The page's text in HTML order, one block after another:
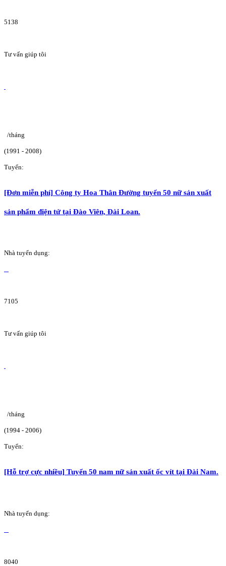
5138
Tư vấn giúp tôi
/tháng
(1991 - 2008)
Tuyển:
[Đơn miễn phí] Công ty Hoa Thân Đường tuyển 50 nữ sản xuất
sản phẩm điện tử tại Đào Viên, Đài Loan.
Nhà tuyển dụng:
7105
Tư vấn giúp tôi
/tháng
(1994 - 2006)
Tuyển:
[Hỗ trợ cực nhiều] Tuyển 50 nam nữ sản xuất ốc vít tại Đài Nam.
Nhà tuyển dụng:
8040